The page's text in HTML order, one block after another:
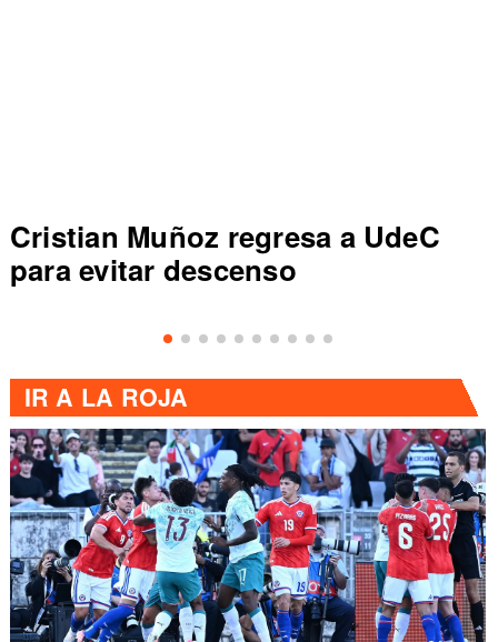
Cristian Muñoz regresa a UdeC
para evitar descenso
IR A LA ROJA